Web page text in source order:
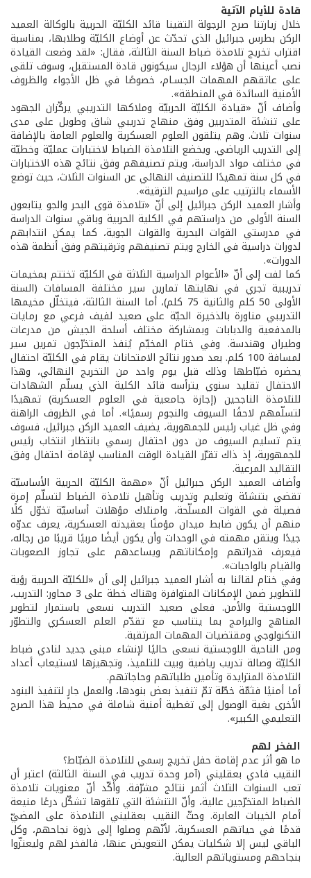
قادة للأيام الآتية
خلال زيارتنا صرح الرجولة التقينا قائد الكليّة الحربية بالوكالة العميد
الركن بطرس جبرائيل الذي تحدّث عن أوضاع الكليّة وطلابها، بمناسبة
اقتراب تخريج تلامذة ضباط السنة الثالثة، فقال: «لقد وضعت القيادة
نصب أعينها أن هؤلاء الرجال سيكونون قادة المستقبل، وسوف تلقى
على عاتقهم المهمات الجسـام، خصوصًا في ظل الأجواء والظروف
الأمنية السائدة في المنطقة».
وأضاف أنّ «قيادة الكليّة الحربيّة وملاكها التدريبي يركّزان الجهود
على تنشئة المتدربين وفق منهاج تدريبي شاق وطويل على مدى
سنوات ثلاث. وهم يتلقون العلوم العسكرية والعلوم العامة بالإضافة
إلى التدريب الرياضي. ويخضع التلامذة الضباط لاختبارات عمليّة وخطيّة
في مختلف مواد الدراسة، ويتم تصنيفهم وفق نتائج هذه الاختبارات
في كل سنة تمهيدًا للتصنيف النهائي عن السنوات الثلاث، حيث توضع
الأسماء بالترتيب على مراسيم الترقية».
وأشار العميد الركن جبرائيل إلى أنّ «تلامذة قوى البحر والجو يتابعون
السنة الأولى من دراستهم في الكلية الحربية وباقي سنوات الدراسة
في مدرستي القوات البحرية والقوات الجوية، كما يمكن انتدابهم
لدورات دراسية في الخارج ويتم تصنيفهم وترقيتهم وفق أنظمة هذه
الدورات».
كما لفت إلى أنّ «الأعوام الدراسية الثلاثة في الكليّة تختتم بمخيمات
تدريبية تجري في نهايتها تمارين سير مختلفة المسافات (السنة
الأولى 50 كلم والثانية 75 كلم)، أما السنة الثالثة، فيتخلّل مخيمها
التدريبي مناورة بالذخيرة الحيّة على صعيد لفيف فرعي مع رمايات
بالمدفعية والدبابات وبمشاركة مختلف أسلحة الجيش من مدرعات
وطيران وهندسة. وفي ختام المخيّم يُنفذ المتخرّجون تمرين سير
لمسافة 100 كلم. بعد صدور نتائج الامتحانات يقام في الكليّة احتفال
يحضره ضبّاطها وذلك قبل يوم واحد من التخريج النهائي، وهذا
الاحتفال تقليد سنوي يترأسه قائد الكلية الذي يسلّم الشهادات
للتلامذة الناجحين (إجازة جامعية في العلوم العسكرية) تمهيدًا
لتسلّمهم لاحقًا السيوف والنجوم رسميًا». أما في الظروف الراهنة
وفي ظل غياب رئيس للجمهورية، يضيف العميد الركن جبرائيل، فسوف
يتم تسليم السيوف من دون احتفال رسمي بانتظار انتخاب رئيس
للجمهورية، إذ ذاك تقرّر القيادة الوقت المناسب لإقامة احتفال وفق
التقاليد المرعية.
وأضاف العميد الركن جبرائيل أنّ «مهمة الكليّة الحربية الأساسيّة
تقضي بتنشئة وتعليم وتدريب وتأهيل تلامذة الضباط لتسلّم إمرة
فصيلة في القوات المسلّحة، وامتلاك مؤهلات أساسيّة تخوّل كلًا
منهم أن يكون ضابط ميدان مؤمنًا بعقيدته العسكرية، يعرف عدوّه
جيدًا ويتقن مهمته في الوحدات وأن يكون أيضًا مربيًا قريبًا من رجاله،
فيعرف قدراتهم وإمكاناتهم ويساعدهم على تجاوز الصعوبات
والقيام بالواجبات».
وفي ختام لقائنا به أشار العميد جبرائيل إلى أن «للكليّة الحربية رؤية
للتطوير ضمن الإمكانات المتوافرة وهناك خطة على 3 محاور: التدريب،
اللوجستية والأمن. فعلى صعيد التدريب نسعى باستمرار لتطوير
المناهج والبرامج بما يتناسب مع تقدّم العلم العسكري والتطوّر
التكنولوجي ومقتضيات المهمات المرتقبة.
ومن الناحية اللوجستية نسعى حاليًا لإنشاء مبنى جديد لنادي ضباط
الكليّة وصالة تدريب رياضية وبيت للتلميذ، وتجهيزها لاستيعاب أعداد
التلامذة المتزايدة وتأمين طلباتهم وحاجاتهم.
أما أمنيًا فثمّة خطّة تمّ تنفيذ بعض بنودها، والعمل جارٍ لتنفيذ البنود
الأخرى بغية الوصول إلى تغطية أمنية شاملة في محيط هذا الصرح
التعليمي الكبير».
الفخر لهم
ما هو أثر عدم إقامة حفل تخريج رسمي للتلامذة الضبّاط؟
النقيب فادي بعقليني (آمر وحدة تدريب في السنة الثالثة) اعتبر أن
تعب السنوات الثلاث أثمر نتائج مشرّفة. وأكّد أنّ معنويات تلامذة
الضباط المتخرّجين عالية، وأنّ التنشئة التي تلقوها تشكّل درعًا منيعة
أمام الخيبات العابرة. وحثّ النقيب بعقليني التلامذة على المضيّ
قدمًا في حياتهم العسكرية، لأنّهم وصلوا إلى ذروة نجاحهم، وكل
الباقي ليس إلا شكليات يمكن التعويض عنها، فالفخر لهم وليعتزّوا
بنجاحهم ومستوياتهم العالية.